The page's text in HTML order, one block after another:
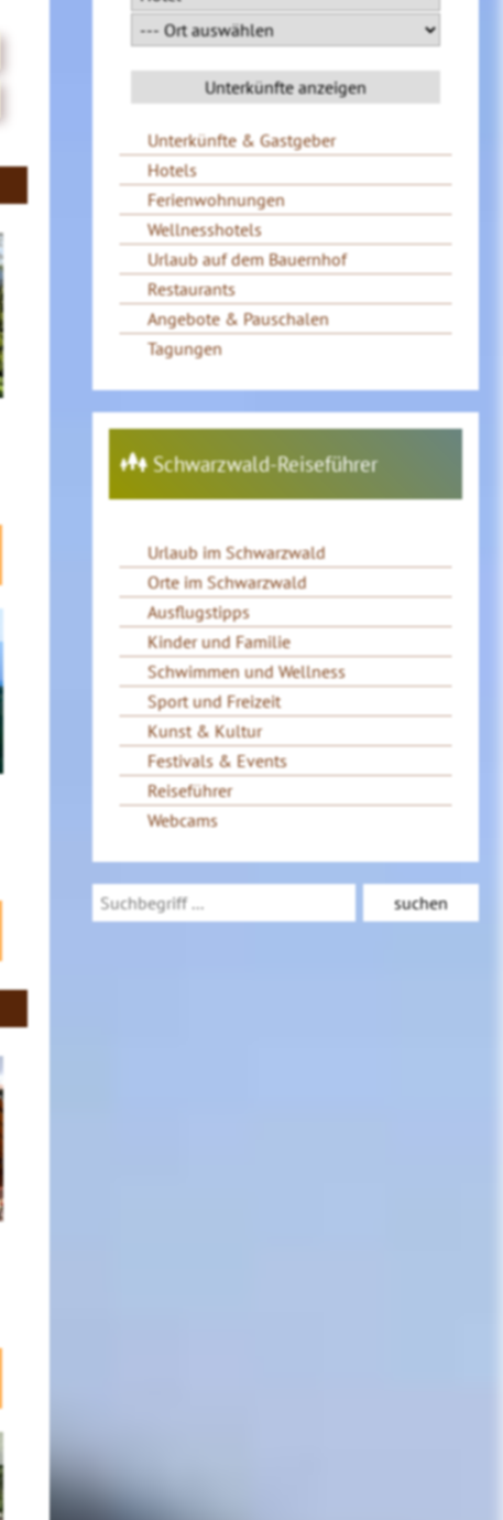
Unterkünfte & Gastgeber
Hotels
Ferienwohnungen
Wellnesshotels
Urlaub auf dem Bauernhof
Restaurants
Angebote & Pauschalen
Tagungen
Schwarzwald-Reiseführer
Urlaub im Schwarzwald
Orte im Schwarzwald
Ausflugstipps
Kinder und Familie
Schwimmen und Wellness
Sport und Freizeit
Kunst & Kultur
Festivals & Events
Reiseführer
Webcams